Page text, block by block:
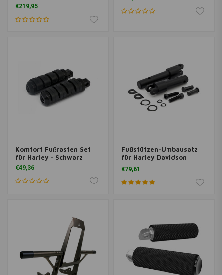
Heute
€219,95
Komfort Fußrasten Set
für Harley - Schwarz
€49,36
Fußstützen-Umbausatz
für Harley Davidson
Sportster
€79,61